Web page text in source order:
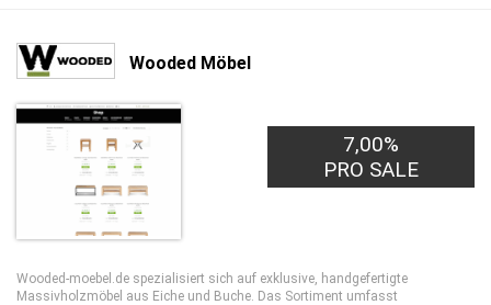
Wooded Möbel
7,00%
PRO SALE
Wooded-moebel.de spezialisiert sich auf exklusive, handgefertigte
Massivholzmöbel aus Eiche und Buche. Das Sortiment umfasst